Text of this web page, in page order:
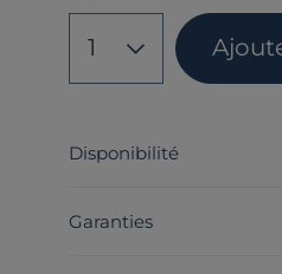
1
Disponibilité
Garanties